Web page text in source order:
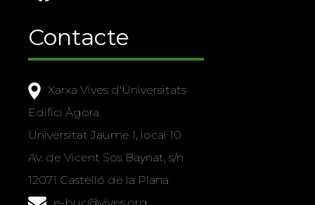
Contacte
Xarxa Vives d'Universitats
Edifici Àgora
Universitat Jaume I, local 10
Av. de Vicent Sos Baynat, s/n
12071 Castelló de la Plana